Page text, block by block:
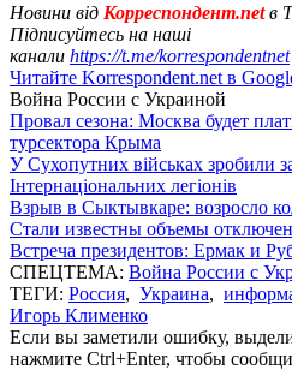
Новини від Корреспондент.netв
Підписуйтесь на наші
канали https://t.me/korrespondentnet
Читайте Korrespondent.net в
Война России с Украиной
Провал сезона: Москва будет
турсектора Крыма
У Сухопутних військах зробили
Інтернаціональних легіонів
Взрыв в Сыктывкаре: возросло
Стали известны объемы
Встреча президентов: Ермак и
СПЕЦТЕМА: Война России с
ТЕГИ: Россия, Украина,
Игорь Клименко
Если вы заметили ошибку,
нажмите Ctrl+Enter, чтобы